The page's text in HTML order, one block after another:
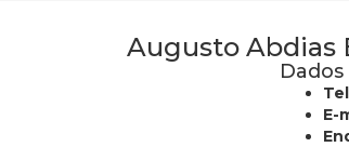
Augusto Abdias
E-